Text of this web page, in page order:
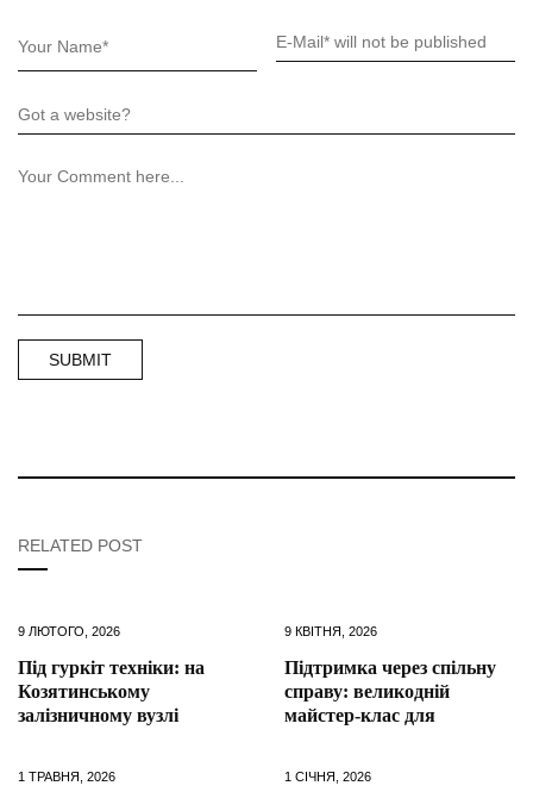
RELATED POST
9 ЛЮТОГО, 2026
Під гуркіт техніки: на
Козятинському
залізничному вузлі
9 КВІТНЯ, 2026
Підтримка через спільну
справу: великодній
майстер-клас для
1 ТРАВНЯ, 2026 1 СІЧНЯ, 2026